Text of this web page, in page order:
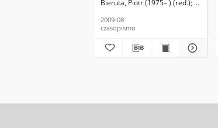
Bieruta, Piotr (1975– ) (red.)
2009-08
czasopismo